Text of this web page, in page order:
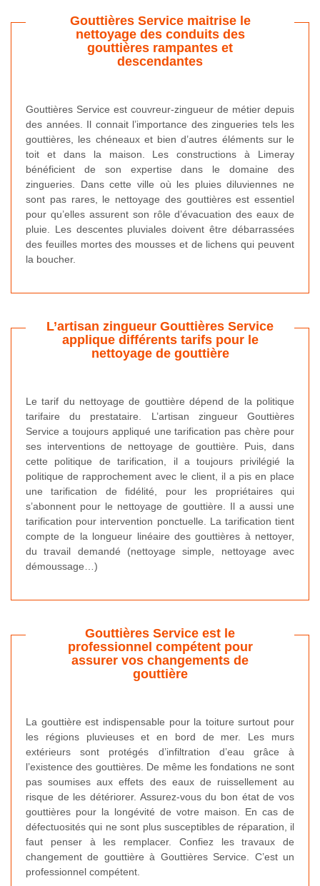
Gouttières Service maitrise le
nettoyage des conduits des
gouttières rampantes et
descendantes
Gouttières Service est couvreur-zingueur de métier depuis
des années. Il connait l’importance des zingueries tels les
gouttières, les chéneaux et bien d’autres éléments sur le
toit et dans la maison. Les constructions à Limeray
bénéficient de son expertise dans le domaine des
zingueries. Dans cette ville où les pluies diluviennes ne
sont pas rares, le nettoyage des gouttières est essentiel
pour qu’elles assurent son rôle d’évacuation des eaux de
pluie. Les descentes pluviales doivent être débarrassées
des feuilles mortes des mousses et de lichens qui peuvent
la boucher.
L’artisan zingueur Gouttières Service
applique différents tarifs pour le
nettoyage de gouttière
Le tarif du nettoyage de gouttière dépend de la politique
tarifaire du prestataire. L’artisan zingueur Gouttières
Service a toujours appliqué une tarification pas chère pour
ses interventions de nettoyage de gouttière. Puis, dans
cette politique de tarification, il a toujours privilégié la
politique de rapprochement avec le client, il a pis en place
une tarification de fidélité, pour les propriétaires qui
s’abonnent pour le nettoyage de gouttière. Il a aussi une
tarification pour intervention ponctuelle. La tarification tient
compte de la longueur linéaire des gouttières à nettoyer,
du travail demandé (nettoyage simple, nettoyage avec
démoussage…)
Gouttières Service est le
professionnel compétent pour
assurer vos changements de
gouttière
La gouttière est indispensable pour la toiture surtout pour
les régions pluvieuses et en bord de mer. Les murs
extérieurs sont protégés d’infiltration d’eau grâce à
l’existence des gouttières. De même les fondations ne sont
pas soumises aux effets des eaux de ruissellement au
risque de les détériorer. Assurez-vous du bon état de vos
gouttières pour la longévité de votre maison. En cas de
défectuosités qui ne sont plus susceptibles de réparation, il
faut penser à les remplacer. Confiez les travaux de
changement de gouttière à Gouttières Service. C’est un
professionnel compétent.